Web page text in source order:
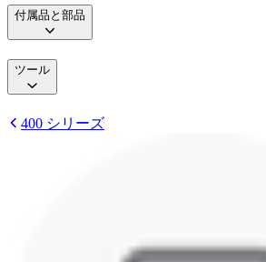
付属品と部品
ツール
400 シリーズ